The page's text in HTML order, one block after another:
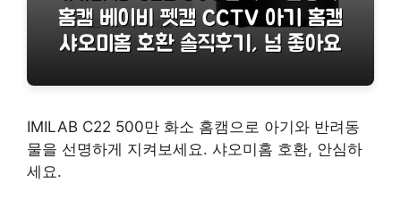
IMILAB C22 500만 화소 홈캠으로 아기와 반려동
물을 선명하게 지켜보세요. 샤오미홈 호환, 안심하
세요.